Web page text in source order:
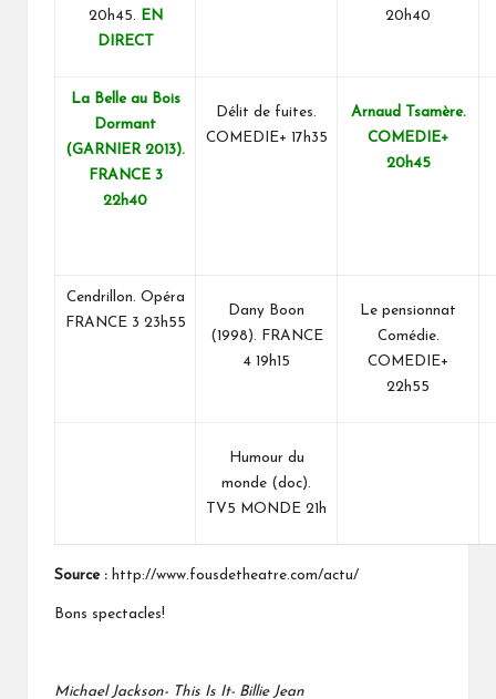
20h45.
EN
DIRECT
20h40
La Belle au Bois
Dormant
(GARNIER 2013).
FRANCE 3
22h40
Délit de fuites.
COMEDIE+ 17h35
Arnaud Tsamère.
COMEDIE+
20h45
Cendrillon. Opéra
FRANCE 3 23h55
Dany Boon
(1998). FRANCE
4 19h15
Le pensionnat
Comédie.
COMEDIE+
22h55
Humour du
monde (doc).
TV5 MONDE 21h
Source : http://www.fousdetheatre.com/actu/
Bons spectacles!
Michael Jackson- This Is It- Billie Jean